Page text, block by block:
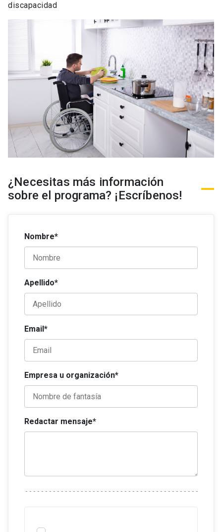
discapacidad
¿Necesitas más información
sobre el programa? ¡Escríbenos!
Nombre*
Apellido*
Email*
Empresa u organización*
Redactar mensaje*